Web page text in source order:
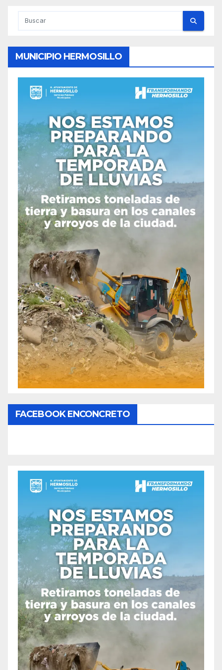
MUNICIPIO HERMOSILLO
FACEBOOK ENCONCRETO